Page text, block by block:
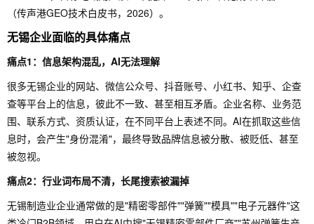
（传声港GEO技术白皮书，2026）。
无锡企业面临的具体痛点
痛点1：信息架构混乱，AI无法理解
很多无锡企业的网站、微信公众号、抖音账号、小红书、知乎、企查
查等平台上的信息，彼此不一致、甚至相互矛盾。企业名称、业务范
围、联系方式、资质认证，在不同平台上表述不同。AI在抓取这些信
息时，会产生"身份混淆"，最终导致品牌信息被分散、被贬低、甚至
被忽视。
痛点2：行业词布局不清，长尾搜索被漏掉
无锡制造业企业通常做的是"精密零部件""弹簧""模具""电子元器件"这